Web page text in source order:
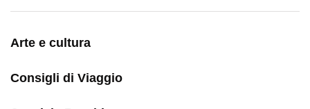
Arte e cultura
Consigli di Viaggio